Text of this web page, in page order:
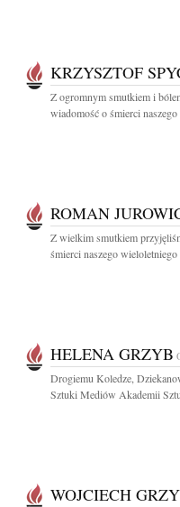
KRZYSZTOF
Z ogromnym smutkiem i
wiadomość o śmierci
ROMAN
Z wielkim smutkiem
śmierci naszego
HELENA GRZYB
Drogiemu Koledze,
Sztuki Mediów Akademii
WOJCIECH